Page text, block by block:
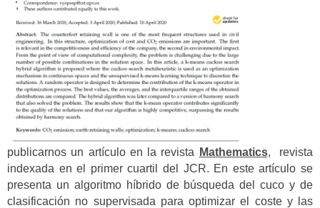
publicarnos un artículo en la revista Mathematics, revista
indexada en el primer cuartil del JCR. En este artículo se
presenta un algoritmo híbrido de búsqueda del cuco y de
clasificación no supervisada para optimizar el coste y las